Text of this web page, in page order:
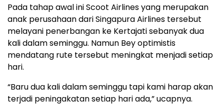
Pada tahap awal ini Scoot Airlines yang merupakan
anak perusahaan dari Singapura Airlines tersebut
melayani penerbangan ke Kertajati sebanyak dua
kali dalam seminggu. Namun Bey optimistis
mendatang rute tersebut meningkat menjadi setiap
hari.
“Baru dua kali dalam seminggu tapi kami harap akan
terjadi peningakatan setiap hari ada,” ucapnya.